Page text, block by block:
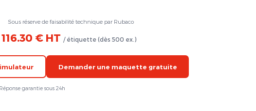
Sous réserve de faisabilité technique par Rubaco
116.30 € HT / étiquette (dès 500 ex.)
Demander une maquette gratuite
garantie sous 24h